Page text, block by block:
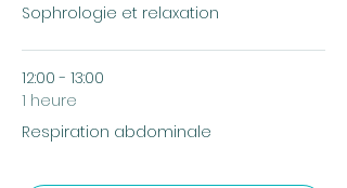
Sophrologie et relaxation
12:00 - 13:00
1 heure
Respiration abdominale